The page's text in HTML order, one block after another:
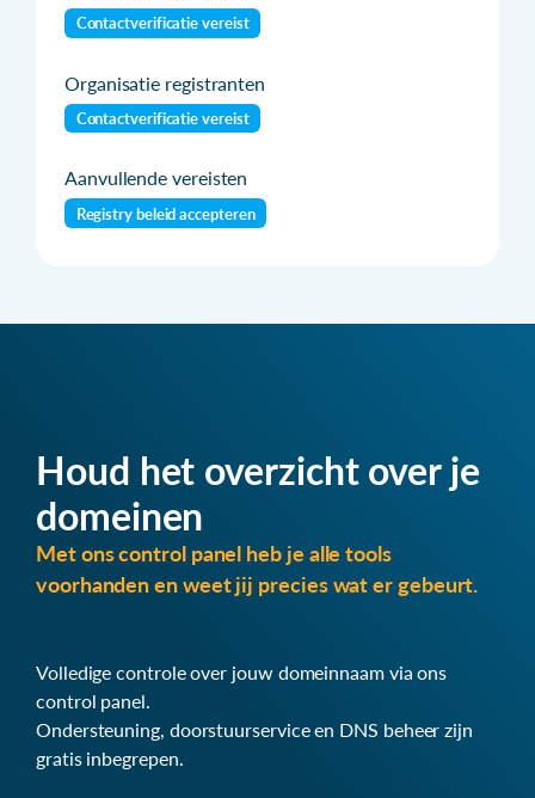
Contactverificatie vereist
Organisatie registranten
Contactverificatie vereist
Aanvullende vereisten
Registry beleid accepteren
Houd het overzicht over je
domeinen
Met ons control panel heb je alle tools
voorhanden en weet jij precies wat er gebeurt.
Volledige controle over jouw domeinnaam via ons
control panel.
Ondersteuning, doorstuurservice en DNS beheer zijn
gratis inbegrepen.